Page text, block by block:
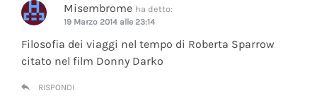
Misembrome ha detto:
19 Marzo 2014 alle 23:14
Filosofia dei viaggi nel tempo di Roberta Sparrow
citato nel film Donny Darko
RISPONDI